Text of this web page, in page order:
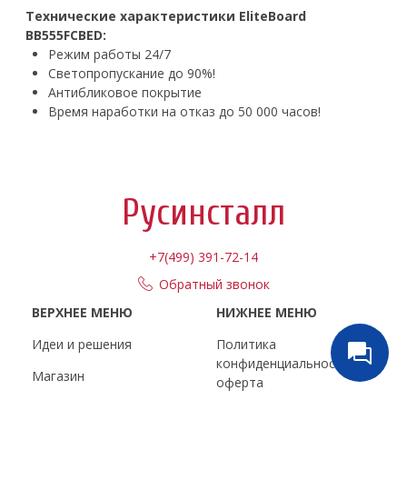
Технические характеристики EliteBoard
BB555FCBED:
Режим работы 24/7
Светопропускание до 90%!
Антибликовое покрытие
Время наработки на отказ до 50 000 часов!
Русинсталл
+7(499) 391-72-14
Обратный звонок
ВЕРХНЕЕ МЕНЮ
Идеи и решения
Магазин
НИЖНЕЕ МЕНЮ
Политика
конфиденциальности и
оферта